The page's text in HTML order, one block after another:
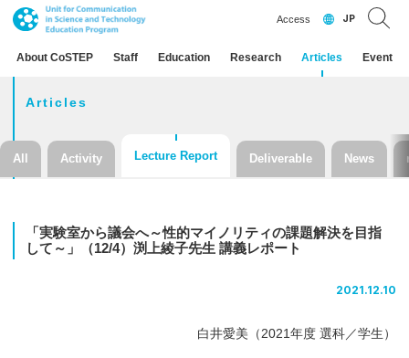
About CoSTEP Staff Education Research Articles Event
Access JP
Articles
All Activity Lecture Report Deliverable News
「実験室から議会へ～性的マイノリティの課題解決を 目指
して ～」 （12/4） 渕上綾子先生 講義レポート
2021.12.10
白井愛美（2021年度 選科／学生）